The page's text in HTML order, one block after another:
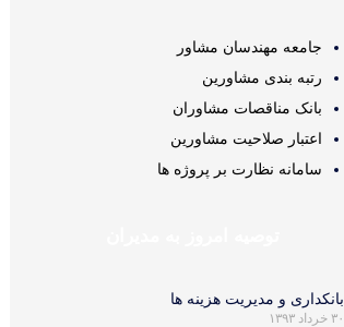
جامعه مهندسان مشاور
رتبه بندی مشاورین
بانک مناقصات مشاوران
اعتبار صلاحیت مشاورین
سامانه نظارت بر پروژه ها
بانکداری و مدیریت هزینه ها
۳۰ خرداد ۱۳۹۳